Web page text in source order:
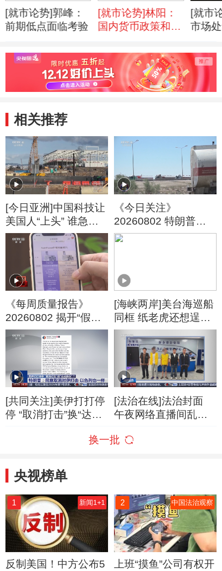
[就市论势]郭峰：
前期低点面临考验
[就市论势]林阳：
国内货币政策和外
[就市
市场
相关推荐
[今日亚洲]中国科技让
美国人“上头” 谁急
了？
《今日关注》
20260802 特朗普叫
停“最大规模”打击 伊
《每周质量报告》
20260802 揭开“假洋
牌”的真面目
[海峡两岸]美台海巡船
同框 纸老虎还想逞
威？
[共同关注]美伊打打停
停 “取消打击”换“达成
取消对伊打击 以色列
[法治在线]法治封面
午夜网络直播间乱象
换一批
央视榜单
1 新闻1+1
反制美国！中方公布5
2 中国法治观察
上班“摸鱼”公司有权开